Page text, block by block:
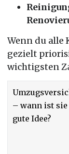
Wenn du alle
gezielt
wichtigsten
– wann ist sie
gute Idee?